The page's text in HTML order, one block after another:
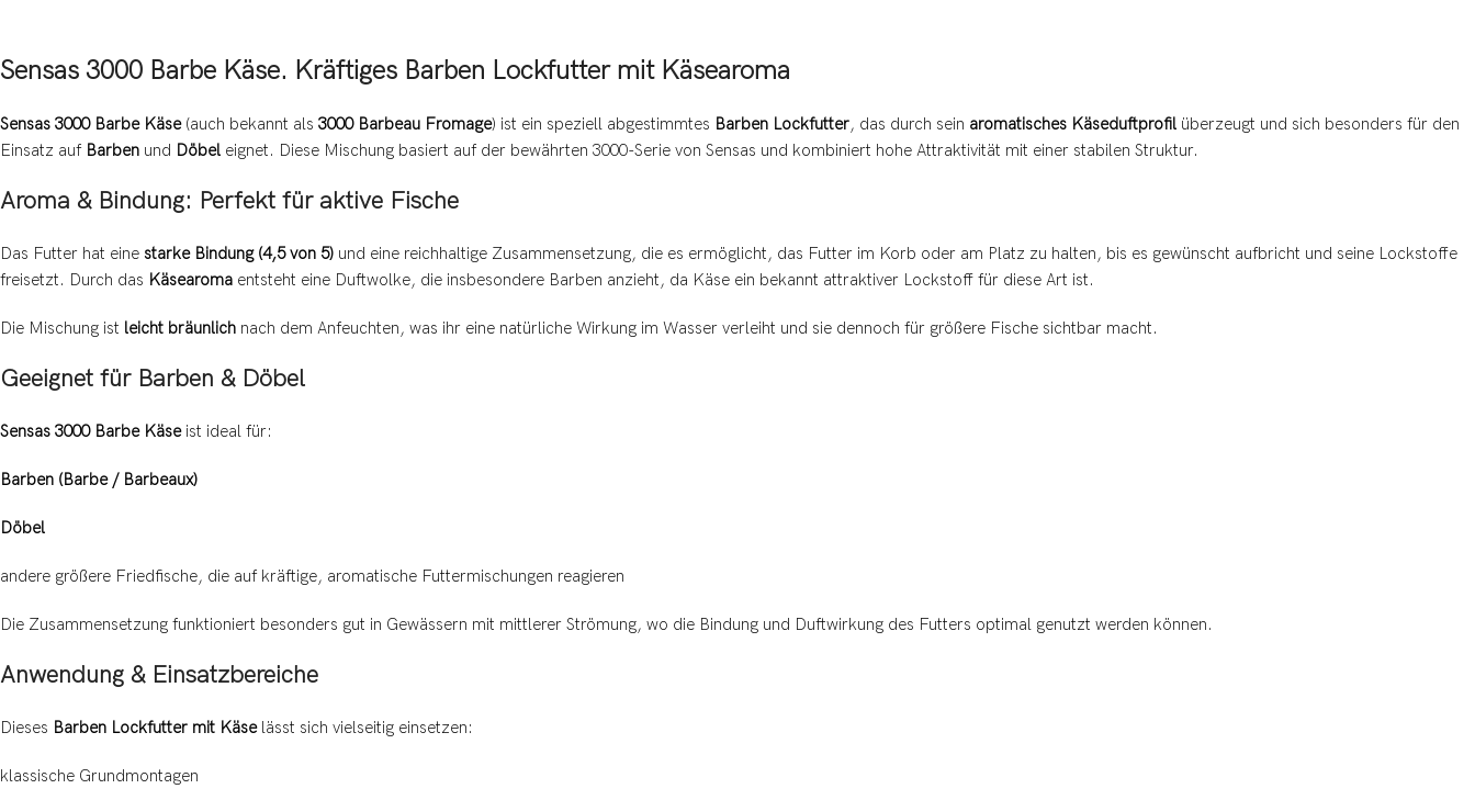
Sensas 3000 Barbe Käse. Kräftiges Barben Lockfutter mit Käsearoma
Sensas 3000 Barbe Käse(auch bekannt als 3000 Barbeau Fromage) ist ein speziell abgestimmtes Barben Lockfutter, das durch sein aromatisches Käseduftprofil überzeugt und sich besonders für den
Einsatz auf Barben und Döbel eignet. Diese Mischung basiert auf der bewährten 3000-Serie von Sensas und kombiniert hohe Attraktivität mit einer stabilen Struktur.
Aroma & Bindung: Perfekt für aktive Fische
Das Futter hat eine starke Bindung (4,5 von 5) und eine reichhaltige Zusammensetzung, die es ermöglicht, das Futter im Korb oder am Platz zu halten, bis es gewünscht aufbricht und seine Lockstoffe
freisetzt. Durch das Käsearoma entsteht eine Duftwolke, die insbesondere Barben anzieht, da Käse ein bekannt attraktiver Lockstoff für diese Art ist.
Die Mischung ist leicht bräunlich nach dem Anfeuchten, was ihr eine natürliche Wirkung im Wasser verleiht und sie dennoch für größere Fische sichtbar macht.
Geeignet für Barben & Döbel
Sensas 3000 Barbe Käseist ideal für:
Barben (Barbe / Barbeaux)
Döbel
andere größere Friedfische, die auf kräftige, aromatische Futtermischungen reagieren
Die Zusammensetzung funktioniert besonders gut in Gewässern mit mittlerer Strömung, wo die Bindung und Duftwirkung des Futters optimal genutzt werden können.
Anwendung & Einsatzbereiche
Dieses Barben Lockfutter mit Käselässt sich vielseitig einsetzen:
klassische Grundmontagen